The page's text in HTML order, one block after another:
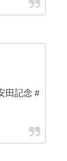
田記念 #